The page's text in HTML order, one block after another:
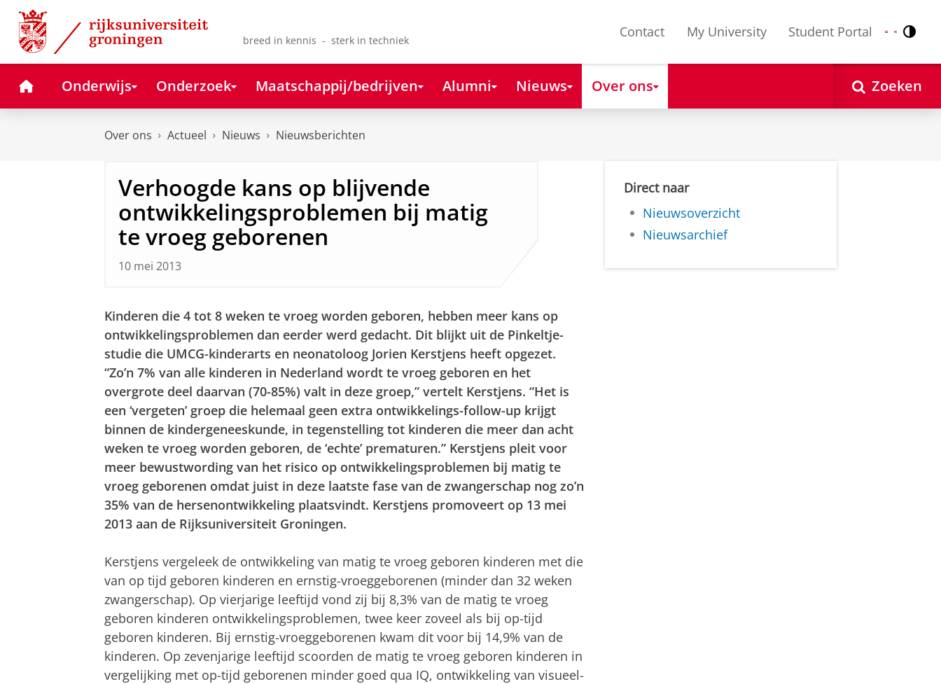
Skip
Content
Skip
Navigation
breed in kennis - sterk in techniek
Contact My University Student Portal Nederlands
English
HomeOnderwijs Onderzoek Maatschappij/bedrijven Alumni Nieuws Over ons Zoeken
Over ons Actueel Nieuws Nieuwsberichten
Verhoogde kans op blijvende
ontwikkelingsproblemen bij matig
te vroeg geborenen
10 mei 2013
Kinderen die 4 tot 8 weken te vroeg worden geboren, hebben meer kans op
ontwikkelingsproblemen dan eerder werd gedacht. Dit blijkt uit de Pinkeltje-
studie die UMCG-kinderarts en neonatoloog Jorien Kerstjens heeft opgezet.
“Zo’n 7% van alle kinderen in Nederland wordt te vroeg geboren en het
overgrote deel daarvan (70-85%) valt in deze groep,” vertelt Kerstjens. “Het is
een ‘vergeten’ groep die helemaal geen extra ontwikkelings-follow-up krijgt
binnen de kindergeneeskunde, in tegenstelling tot kinderen die meer dan acht
weken te vroeg worden geboren, de ‘echte’ prematuren.” Kerstjens pleit voor
meer bewustwording van het risico op ontwikkelingsproblemen bij matig te
vroeg geborenen omdat juist in deze laatste fase van de zwangerschap nog zo’n
35% van de hersenontwikkeling plaatsvindt. Kerstjens promoveert op 13 mei
2013 aan de Rijksuniversiteit Groningen.
Kerstjens vergeleek de ontwikkeling van matig te vroeg geboren kinderen met die
van op tijd geboren kinderen en ernstig-vroeggeborenen (minder dan 32 weken
zwangerschap). Op vierjarige leeftijd vond zij bij 8,3% van de matig te vroeg
geboren kinderen ontwikkelingsproblemen, twee keer zoveel als bij op-tijd
geboren kinderen. Bij ernstig-vroeggeborenen kwam dit voor bij 14,9% van de
kinderen. Op zevenjarige leeftijd scoorden de matig te vroeg geboren kinderen in
vergelijking met op-tijd geborenen minder goed qua IQ, ontwikkeling van visueel-
Direct naar
Nieuwsoverzicht
Nieuwsarchief